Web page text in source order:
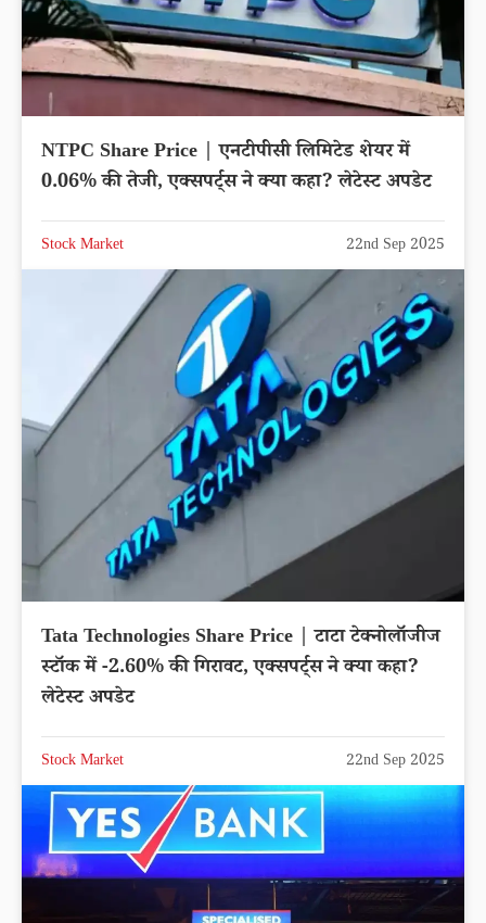
NTPC Share Price | एनटीपीसी लिमिटेड शेयर में
0.06% की तेजी, एक्सपर्ट्स ने क्या कहा? लेटेस्ट अपडेट
Stock Market 22nd Sep 2025
Tata Technologies Share Price | टाटा टेक्नोलॉजीज
स्टॉक में -2.60% की गिरावट, एक्सपर्ट्स ने क्या कहा?
लेटेस्ट अपडेट
Stock Market 22nd Sep 2025